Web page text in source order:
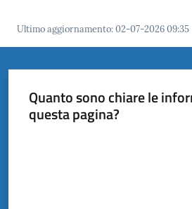
Ultimo aggiornamento:02-07-2026 09:35
Quanto sono chiare le
questa pagina?